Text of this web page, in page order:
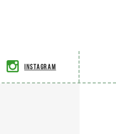
Instagram